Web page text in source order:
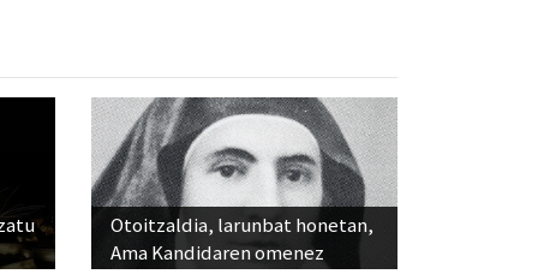
Otoitzaldia, larunbat honetan,
Ama Kandidaren omenez